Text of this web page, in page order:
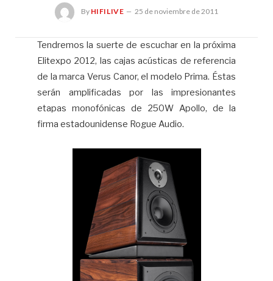
By HIFILIVE 25 de noviembre de 2011
Tendremos la suerte de escuchar en la próxima
Elitexpo 2012, las cajas acústicas de referencia
de la marca Verus Canor, el modelo Prima. Éstas
serán amplificadas por las impresionantes
etapas monofónicas de 250W Apollo, de la
firma estadounidense Rogue Audio.